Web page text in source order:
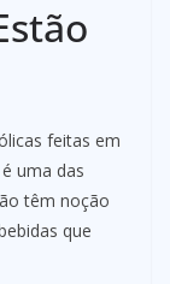
feitas em
uma das
têm noção
que